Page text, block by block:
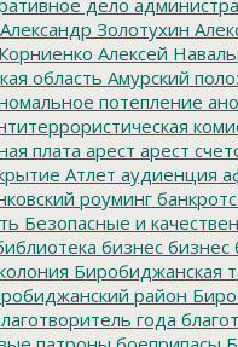
Александр Золотухин
Алексей
область Амурский
потепление
плата арест арест
Атлет аудиенция
роуминг
Безопасные и
бизнес бизнес
Биробиджанская
район
года